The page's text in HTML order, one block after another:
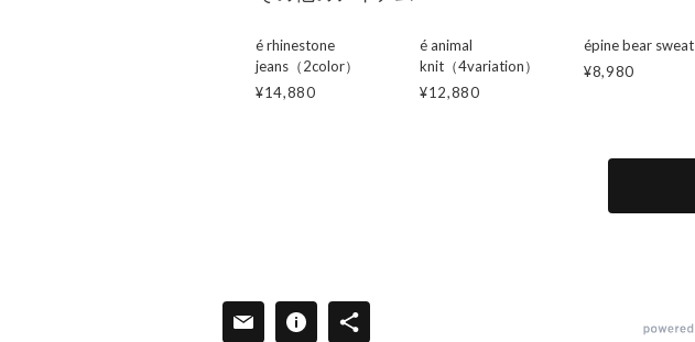
é rhinestone
jeans（2color）
¥14,880
é animal
knit（4variation）
¥12,880
épine bear sweat
¥8,980